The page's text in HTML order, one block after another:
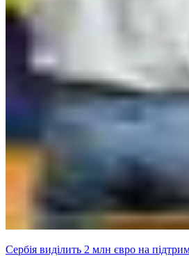
Сербія виділить 2 млн євро на